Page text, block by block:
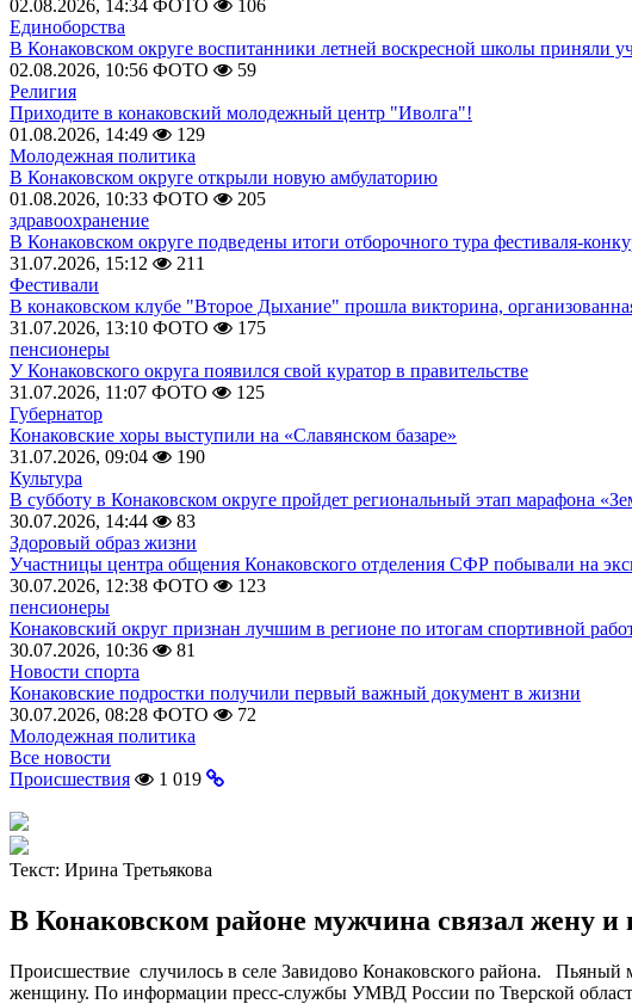
02.08.2026, 14:34 ФОТО
106
Единоборства
В Конаковском округе воспитанники летней воскресной школы приняли
02.08.2026, 10:56 ФОТО
59
Религия
Приходите в конаковский молодежный центр "Иволга"!
01.08.2026, 14:49
129
Молодежная политика
В Конаковском округе открыли новую амбулаторию
01.08.2026, 10:33 ФОТО
205
здравоохранение
В Конаковском округе подведены итоги отборочного тура фестиваля-
31.07.2026, 15:12
211
Фестивали
В конаковском клубе "Второе Дыхание" прошла викторина,
31.07.2026, 13:10 ФОТО
175
пенсионеры
У Конаковского округа появился свой куратор в правительстве
31.07.2026, 11:07 ФОТО
125
Губернатор
Конаковские хоры выступили на «Славянском базаре»
31.07.2026, 09:04
190
Культура
В субботу в Конаковском округе пройдет региональный этап марафона
30.07.2026, 14:44
83
Здоровый образ жизни
Участницы центра общения Конаковского отделения СФР побывали на
30.07.2026, 12:38 ФОТО
123
пенсионеры
Конаковский округ признан лучшим в регионе по итогам спортивной
30.07.2026, 10:36
81
Новости спорта
Конаковские подростки получили первый важный документ в жизни
30.07.2026, 08:28 ФОТО
72
Молодежная политика
Все новости
Происшествия
1 019
Текст: Ирина Третьякова
В Конаковском районе мужчина связал жену и
Происшествие случилось в селе Завидово Конаковского района. Пьяный
женщину. По информации пресс-службы УМВД России по Тверской